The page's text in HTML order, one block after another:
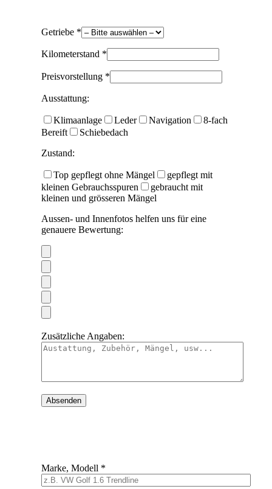
Getriebe *
Kilometerstand *
Preisvorstellung *
Ausstattung:
Klimaanlage Leder Navigation
8-fach
Bereift
Schiebedach
Zustand:
Top gepflegt ohne Mängel
gepflegt mit
kleinen Gebrauchsspuren
gebraucht mit
kleinen und grösseren Mängel
Aussen- und Innenfotos helfen uns für eine
genauere Bewertung:
Zusätzliche Angaben:
Marke, Modell *